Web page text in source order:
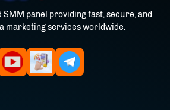
panel providing fast, secure, and
marketing services worldwide.